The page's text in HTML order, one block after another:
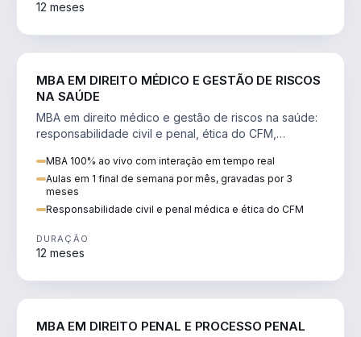
12 meses
MBA EM DIREITO MÉDICO E GESTÃO DE RISCOS
NA SAÚDE
MBA em direito médico e gestão de riscos na saúde:
responsabilidade civil e penal, ética do CFM,
MBA 100% ao vivo com interação em tempo real
Aulas em 1 final de semana por mês, gravadas por 3
meses
Responsabilidade civil e penal médica e ética do CFM
DURAÇÃO
12 meses
MBA EM DIREITO PENAL E PROCESSO PENAL